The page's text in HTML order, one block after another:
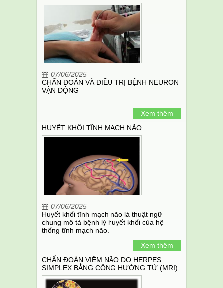
07/06/2025
CHẨN ĐOÁN VÀ ĐIỀU TRỊ BỆNH NEURON
VẬN ĐỘNG
Xem thêm
HUYẾT KHỐI TĨNH MẠCH NÃO
07/06/2025
Huyết khối tĩnh mạch não là thuật ngữ
chung mô tả bệnh lý huyết khối của hệ
thống tĩnh mạch não.
Xem thêm
CHẨN ĐOÁN VIÊM NÃO DO HERPES
SIMPLEX BẰNG CỘNG HƯỞNG TỪ (MRI)